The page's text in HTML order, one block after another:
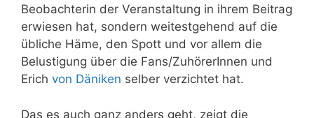
Beobachterin der Veranstaltung in ihrem Beitrag
erwiesen hat, sondern weitestgehend auf die
übliche Häme, den Spott und vor allem die
Belustigung über die Fans/ZuhörerInnen und
Erich von Däniken selber verzichtet hat.
Das es auch ganz anders geht, zeigt die